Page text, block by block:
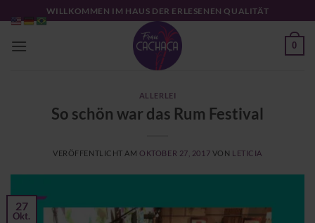
Inhalt
springen
WILLKOMMEN IM HAUS DER ERLESENEN QUALITÄT
0
ALLERLEI
So schön war das Rum Festival
VERÖFFENTLICHT AM OKTOBER 27, 2017 VON LETICIA
27
Okt.